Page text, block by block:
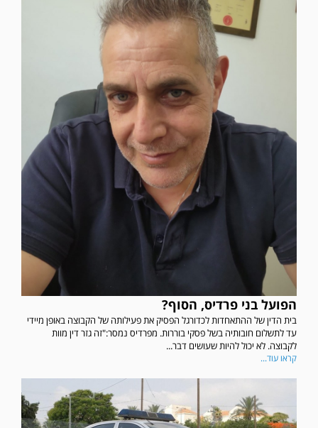
הפועל בני פרדיס, הסוף?
בית הדין של ההתאחדות לכדורגל הפסיק את פעילותה של הקבוצה באופן מיידי
עד לתשלום חובותיה בשל פסקי בוררות. מפרדיס נמסר:"זה גזר דין מוות
לקבוצה. לא יכול להיות שעושים דבר...
קראו עוד...